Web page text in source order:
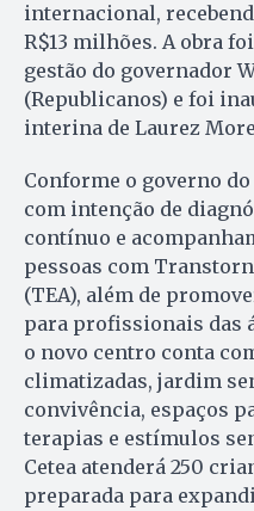
internacional,
R$13 milhões. A obra
gestão do governador
(Republicanos) e foi
interina de Laurez
Conforme o governo
com intenção de
contínuo e
pessoas com
(TEA), além de
para profissionais das
o novo centro conta
climatizadas, jardim
convivência, espaços
terapias e estímulos
Cetea atenderá 250
preparada para